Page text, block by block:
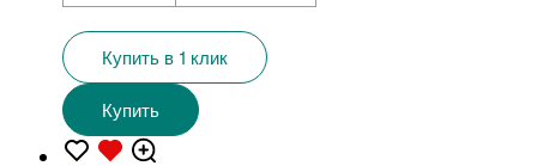
Купить в 1 клик
Купить